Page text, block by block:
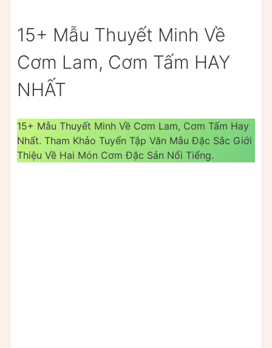
15+ Mẫu Thuyết Minh Về
Cơm Lam, Cơm Tấm HAY
NHẤT
15+ Mẫu Thuyết Minh Về Cơm Lam, Cơm Tấm Hay
Nhất. Tham Khảo Tuyển Tập Văn Mẫu Đặc Sắc Giới
Thiệu Về Hai Món Cơm Đặc Sản Nổi Tiếng.